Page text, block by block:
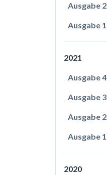
Ausgabe 2
Ausgabe 1
2021
Ausgabe 4
Ausgabe 3
Ausgabe 2
Ausgabe 1
2020